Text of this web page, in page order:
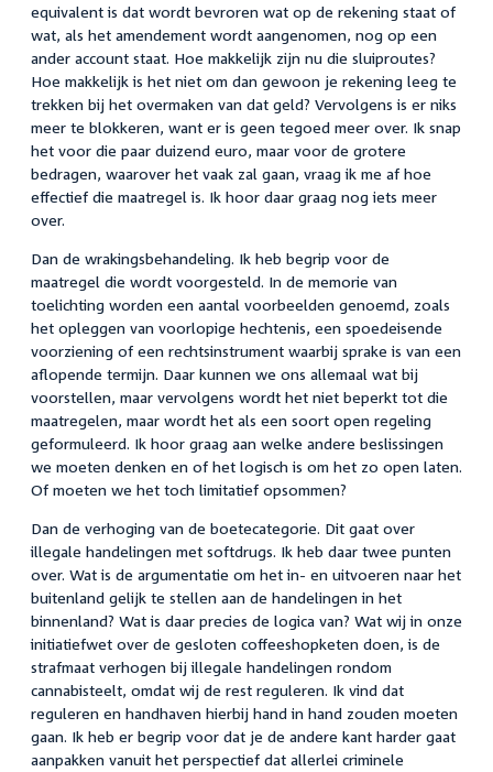
equivalent is dat wordt bevroren wat op de rekening staat of
wat, als het amendement wordt aangenomen, nog op een
ander account staat. Hoe makkelijk zijn nu die sluiproutes?
Hoe makkelijk is het niet om dan gewoon je rekening leeg te
trekken bij het overmaken van dat geld? Vervolgens is er niks
meer te blokkeren, want er is geen tegoed meer over. Ik snap
het voor die paar duizend euro, maar voor de grotere
bedragen, waarover het vaak zal gaan, vraag ik me af hoe
effectief die maatregel is. Ik hoor daar graag nog iets meer
over.
Dan de wrakingsbehandeling. Ik heb begrip voor de
maatregel die wordt voorgesteld. In de memorie van
toelichting worden een aantal voorbeelden genoemd, zoals
het opleggen van voorlopige hechtenis, een spoedeisende
voorziening of een rechtsinstrument waarbij sprake is van een
aflopende termijn. Daar kunnen we ons allemaal wat bij
voorstellen, maar vervolgens wordt het niet beperkt tot die
maatregelen, maar wordt het als een soort open regeling
geformuleerd. Ik hoor graag aan welke andere beslissingen
we moeten denken en of het logisch is om het zo open laten.
Of moeten we het toch limitatief opsommen?
Dan de verhoging van de boetecategorie. Dit gaat over
illegale handelingen met softdrugs. Ik heb daar twee punten
over. Wat is de argumentatie om het in- en uitvoeren naar het
buitenland gelijk te stellen aan de handelingen in het
binnenland? Wat is daar precies de logica van? Wat wij in onze
initiatiefwet over de gesloten coffeeshopketen doen, is de
strafmaat verhogen bij illegale handelingen rondom
cannabisteelt, omdat wij de rest reguleren. Ik vind dat
reguleren en handhaven hierbij hand in hand zouden moeten
gaan. Ik heb er begrip voor dat je de andere kant harder gaat
aanpakken vanuit het perspectief dat allerlei criminele